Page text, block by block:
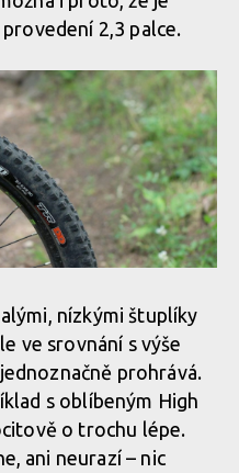
2,3 palce.
nízkými štuplíky
ve srovnání s výše
prohrává.
s oblíbeným High
o trochu lépe.
ani neurazí – nic